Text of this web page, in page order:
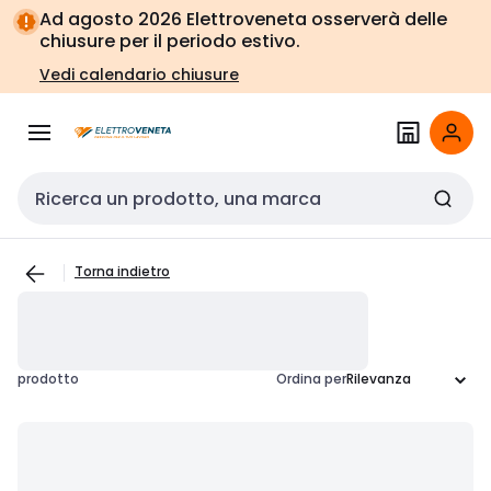
Vai alla
navigazione
Vai
alla
pagina
Ad agosto 2026 Elettroveneta osserverà delle
chiusure per il periodo estivo.
Vedi calendario chiusure
Cerca input
Torna indietro
prodotto Ordina per